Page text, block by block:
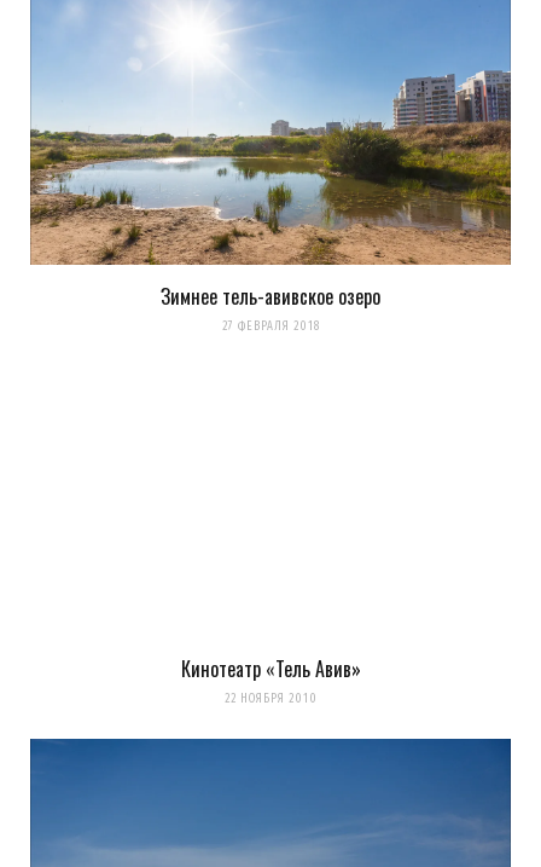
Зимнее тель-авивское озеро
27 ФЕВРАЛЯ 2018
Кинотеатр «Тель Авив»
22 НОЯБРЯ 2010